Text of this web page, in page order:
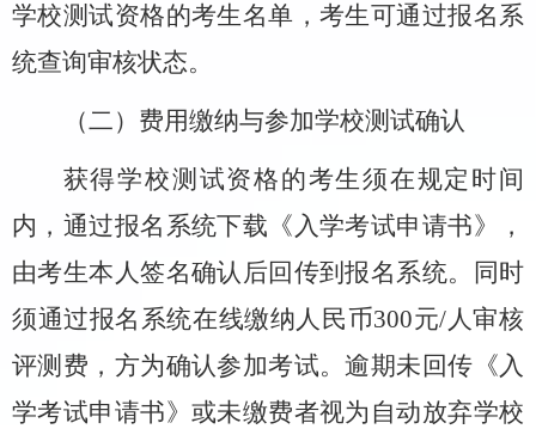
学校测试资格的考生名单，考生可通过报名系
统查询审核状态。
（二）费用缴纳与参加学校测试确认
获得学校测试资格的考生须在规定时间
内，通过报名系统下载《入学考试申请书》，
由考生本人签名确认后回传到报名系统。同时
须通过报名系统在线缴纳人民币300元/人审核
评测费，方为确认参加考试。逾期未回传《入
学考试申请书》或未缴费者视为自动放弃学校